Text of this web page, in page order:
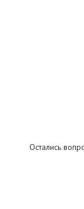
Остались